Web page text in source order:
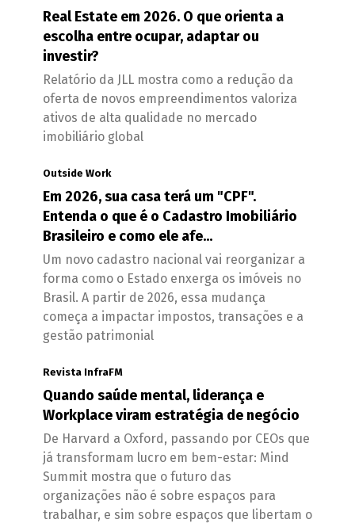
Real Estate em 2026. O que orienta a
escolha entre ocupar, adaptar ou
investir?
Relatório da JLL mostra como a redução da
oferta de novos empreendimentos valoriza
ativos de alta qualidade no mercado
imobiliário global
Outside Work
Em 2026, sua casa terá um "CPF".
Entenda o que é o Cadastro Imobiliário
Brasileiro e como ele afe...
Um novo cadastro nacional vai reorganizar a
forma como o Estado enxerga os imóveis no
Brasil. A partir de 2026, essa mudança
começa a impactar impostos, transações e a
gestão patrimonial
Revista InfraFM
Quando saúde mental, liderança e
Workplace viram estratégia de negócio
De Harvard a Oxford, passando por CEOs que
já transformam lucro em bem-estar: Mind
Summit mostra que o futuro das
organizações não é sobre espaços para
trabalhar, e sim sobre espaços que libertam o